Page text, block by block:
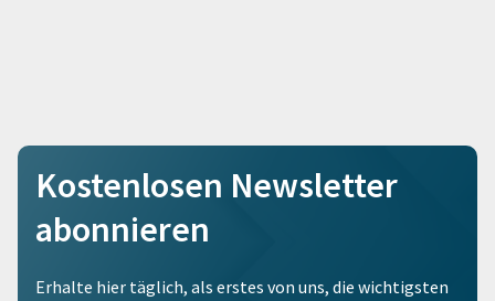
Kostenlosen Newsletter
abonnieren
Erhalte hier täglich, als erstes von uns, die wichtigsten